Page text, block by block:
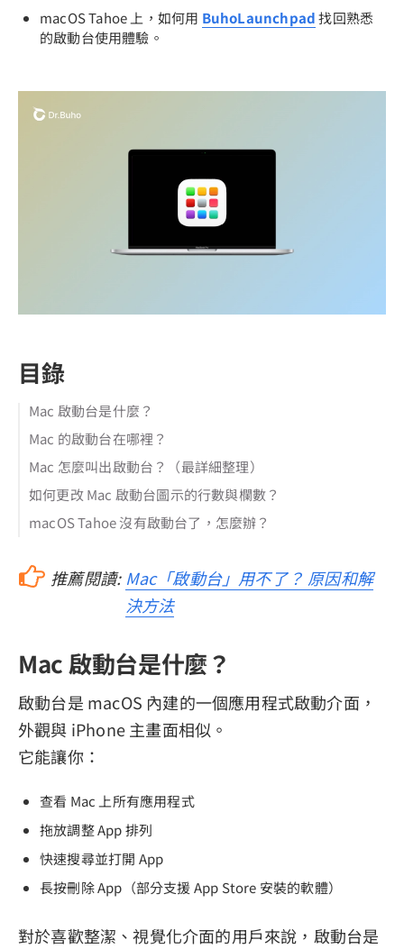
macOS Tahoe 上，如何用 BuhoLaunchpad找回熟悉
的啟動台使用體驗。
目錄
Mac 啟動台是什麼？
Mac 的啟動台在哪裡？
Mac 怎麼叫出啟動台？（最詳細整理）
如何更改 Mac 啟動台圖示的行數與欄數？
macOS Tahoe 沒有啟動台了，怎麼辦？
推薦閱讀: Mac「啟動台」用不了？ 原因和解
決方法
Mac 啟動台是什麼？
啟動台是 macOS 內建的一個應用程式啟動介面，
外觀與 iPhone 主畫面相似。
它能讓你：
查看 Mac 上所有應用程式
拖放調整 App 排列
快速搜尋並打開 App
長按刪除 App（部分支援 App Store 安裝的軟體）
對於喜歡整潔、視覺化介面的用戶來說，啟動台是